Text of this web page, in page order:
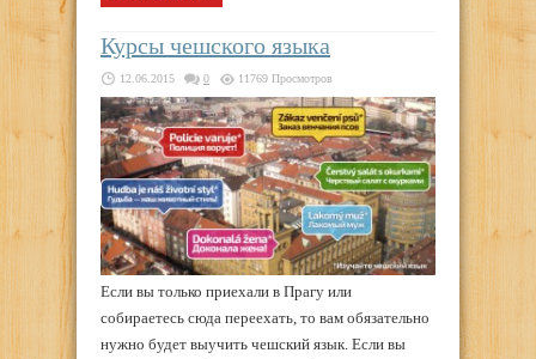
Курсы чешского языка
12.06.2015 0 11769 Просмотров
Если вы только приехали в Прагу или
собираетесь сюда переехать, то вам обязательно
нужно будет выучить чешский язык. Если вы